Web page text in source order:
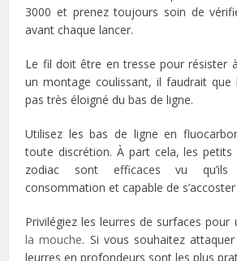
3000 et prenez toujours soin de
avant chaque lancer.
Le fil doit être en tresse pour résister
un montage coulissant, il faudrait
pas très éloigné du bas de ligne.
Utilisez les bas de ligne en
toute discrétion. À part cela, les
zodiac sont efficaces vu
consommation et capable de
Privilégiez les leurres de surfaces pour
la mouche. Si vous souhaitez
leurres en profondeurs sont les plus